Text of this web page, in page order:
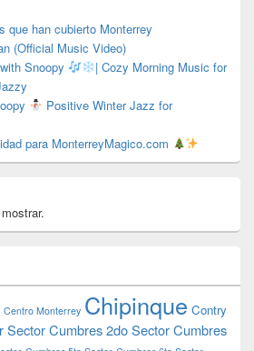
que han cubierto Monterrey
(Official Music Video)
Snoopy
| Cozy Morning Music for
Positive Winter Jazz for
para MonterreyMagico.com
Centro Monterrey Chipinque Contry
SectorCumbres 2do SectorCumbres